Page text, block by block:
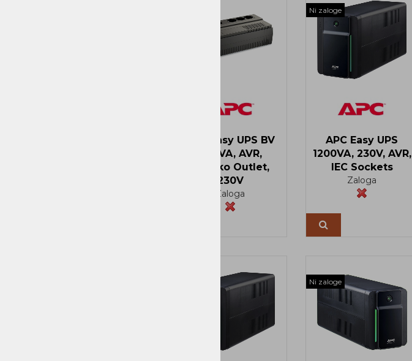
APC Easy UPS BV
800VA, AVR,
Schuko Outlet,
230V
Zaloga
Ni zaloge
APC Easy UPS
1200VA, 230V, AVR,
IEC Sockets
Zaloga
Ni zaloge